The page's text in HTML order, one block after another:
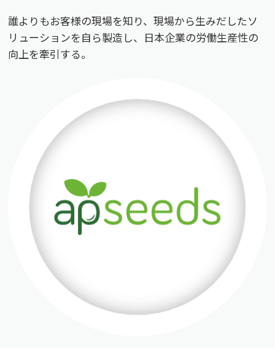
誰よりもお客様の現場を知り、現場から生みだしたソ
リューションを自ら製造し、日本企業の労働生産性の
向上を牽引する。